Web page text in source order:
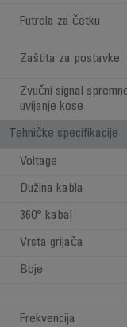
Futrola za četku
Zaštita za postavke
Zvučni signal
uvijanje kose
Tehničke specifikacije
Voltage
Dužina kabla
360° kabal
Vrsta grijača
Boje
Frekvencija